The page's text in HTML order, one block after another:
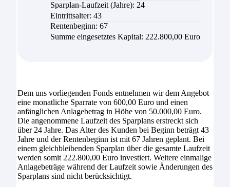
Sparplan-Laufzeit (Jahre): 24
Eintrittsalter: 43
Rentenbeginn: 67
Summe eingesetztes Kapital: 222.800,00Euro
Dem uns vorliegenden Fonds entnehmen wir dem Angebot
eine monatliche Sparrate von 600,00 Euro und einen
anfänglichen Anlagebetrag in Höhe von 50.000,00 Euro.
Die angenommene Laufzeit des Sparplans erstreckt sich
über 24 Jahre. Das Alter des Kunden bei Beginn beträgt 43
Jahre und der Rentenbeginn ist mit 67 Jahren geplant. Bei
einem gleichbleibenden Sparplan über die gesamte Laufzeit
werden somit 222.800,00 Euro investiert. Weitere einmalige
Anlagebeträge während der Laufzeit sowie Änderungen des
Sparplans sind nicht berücksichtigt.